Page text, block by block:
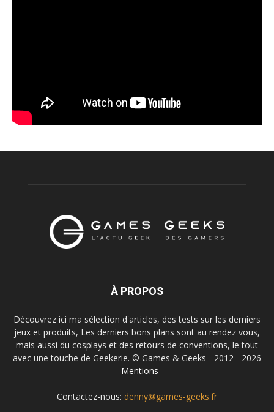
À PROPOS
Découvrez ici ma sélection d'articles, des tests sur les derniers
jeux et produits, Les derniers bons plans sont au rendez vous,
mais aussi du cosplays et des retours de conventions, le tout
avec une touche de Geekerie. © Games & Geeks - 2012 - 2026
- Mentions
Contactez-nous: denny@games-geeks.fr